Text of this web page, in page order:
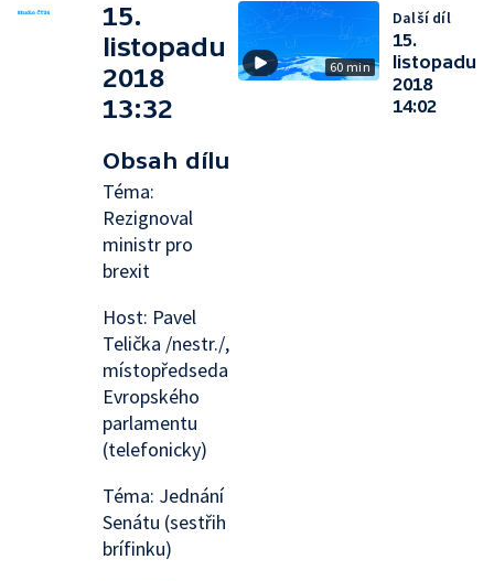
15.
listopadu
2018
13:32
Obsah dílu
Téma:
Rezignoval
ministr pro
brexit
Host: Pavel
Telička /nestr./,
místopředseda
Evropského
parlamentu
(telefonicky)
Téma: Jednání
Senátu (sestřih
brífinku)
60 min
Další díl
15.
listopadu
2018
14:02